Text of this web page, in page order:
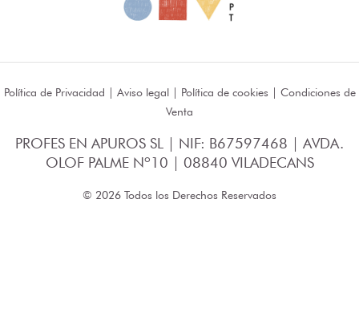
Política de Privacidad | Aviso legal| Política de cookies | Condiciones de
Venta
PROFES EN APUROS SL | NIF: B67597468 | AVDA.
OLOF PALME Nº10 | 08840 VILADECANS
© 2026 Todos los Derechos Reservados